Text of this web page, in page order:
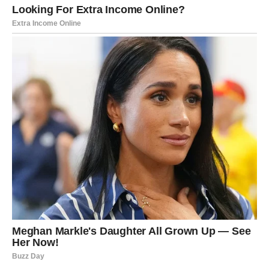
zajedno rastete. Ako si u vezi, odnos ili prelazi na dublji,
stabilniji nivo ili jasno pokazuje gde nema temelja.
Najvažnija lekcija koju si naučio:
ljubav ne treba da boli da bi bila duboka.
Unutrašnja snaga: Emocije kao
saveznik
Ribe su često bile preplavljene emocijama. Prošlost te je
učila kako izgleda kada osećaji upravljaju odlukama, a ne
obrnuto. Sada dolazi velika promena.
Više ne potiskuješ emocije – ali im ni ne dozvoljavaš da te
nose kao talasi. Učiš da ih razumeš, da ih koristiš kao
signal, a ne kao presudu. Tvoja osetljivost više nije